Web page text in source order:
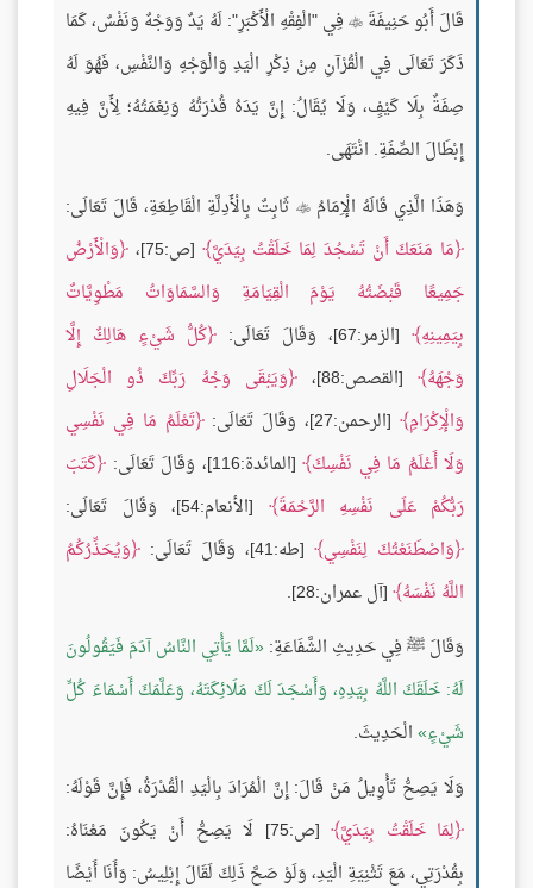
قَالَ أَبُو حَنِيفَةَ  فِي "الْفِقْهِ الْأَكْبَرِ": لَهُ يَدٌ وَوَجْهٌ وَنَفْسٌ، كَمَا
ذَكَرَ تَعَالَى فِي الْقُرْآنِ مِنْ ذِكْرِ الْيَدِ وَالْوَجْهِ وَالنَّفْسِ، فَهُوَ لَهُ
صِفَةٌ بِلَا كَيْفٍ، وَلَا يُقَالُ: إِنَّ يَدَهُ قُدْرَتُهُ وَنِعْمَتُهُ؛ لِأَنَّ فِيهِ
إِبْطَالَ الصِّفَةِ. انْتَهَى.
وَهَذَا الَّذِي قَالَهُ الْإِمَامُ ثَابِتٌ بِالْأَدِلَّةِ الْقَاطِعَةِ، قَالَ تَعَالَى:
مَا مَنَعَكَ أَنْ تَسْجُدَ لِمَا خَلَقْتُ بِيَدَيَّ [ص:75]،
وَالْأَرْضُ
جَمِيعًا قَبْضَتُهُ يَوْمَ الْقِيَامَةِ وَالسَّمَاوَاتُ مَطْوِيَّاتٌ
بِيَمِينِهِ
[الزمر:67]، وَقَالَ تَعَالَى:
كُلُّ شَيْءٍ هَالِكٌ إِلَّا
وَجْهَهُ [القصص:88]،
وَيَبْقَى وَجْهُ رَبِّكَ ذُو الْجَلَالِ
وَالْإِكْرَامِ [الرحمن:27]، وَقَالَ تَعَالَى:
تَعْلَمُ مَا فِي نَفْسِي
وَلَا أَعْلَمُ مَا فِي نَفْسِكَ [المائدة:116]، وَقَالَ تَعَالَى:
كَتَبَ
رَبُّكُمْ عَلَى نَفْسِهِ الرَّحْمَةَ
[الأنعام:54]، وَقَالَ تَعَالَى:
وَاصْطَنَعْتُكَ لِنَفْسِي
[طه:41]، وَقَالَ تَعَالَى:
وَيُحَذِّرُكُمُ
اللَّهُ نَفْسَهُ [آل عمران:28].
وَقَالَ ﷺ فِي حَدِيثِ الشَّفَاعَةِ: لَمَّا يَأْتِي النَّاسُ آدَمَ فَيَقُولُونَ
لَهُ: خَلَقَكَ اللَّهُ بِيَدِهِ، وَأَسْجَدَ لَكَ مَلَائِكَتَهُ، وَعَلَّمَكَ أَسْمَاءَ كُلِّ
شَيْءٍ الْحَدِيثَ.
وَلَا يَصِحُّ تَأْوِيلُ مَنْ قَالَ: إِنَّ الْمُرَادَ بِالْيَدِ الْقُدْرَةُ، فَإِنَّ قَوْلَهُ:
لِمَا خَلَقْتُ بِيَدَيَّ
[ص:75] لَا يَصِحُّ أَنْ يَكُونَ مَعْنَاهُ:
بِقُدْرَتِي، مَعَ تَثْنِيَةِ الْيَدِ، وَلَوْ صَحَّ ذَلِكَ لَقَالَ إِبْلِيسُ: وَأَنَا أَيْضًا